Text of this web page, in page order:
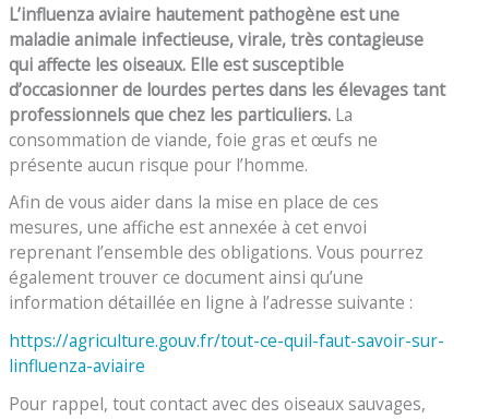
L’influenza aviaire hautement pathogène est une
maladie animale infectieuse, virale, très contagieuse
qui affecte les oiseaux. Elle est susceptible
d’occasionner de lourdes pertes dans les élevages tant
professionnels que chez les particuliers. La
consommation de viande, foie gras et œufs ne
présente aucun risque pour l’homme.
Afin de vous aider dans la mise en place de ces
mesures, une affiche est annexée à cet envoi
reprenant l’ensemble des obligations. Vous pourrez
également trouver ce document ainsi qu’une
information détaillée en ligne à l’adresse suivante :
https://agriculture.gouv.fr/tout-ce-quil-faut-savoir-sur-
linfluenza-aviaire
Pour rappel, tout contact avec des oiseaux sauvages,